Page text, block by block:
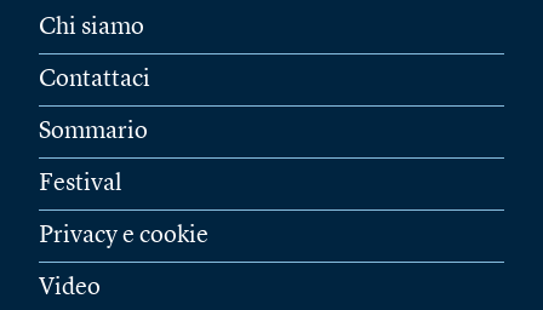
Chi siamo
Contattaci
Sommario
Festival
Privacy e cookie
Video